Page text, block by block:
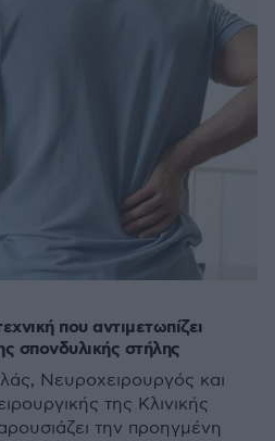
που αντιμετωπίζει
σπονδυλικής στήλης
Νευροχειρουργός και
της Κλινικής
την προηγμένη